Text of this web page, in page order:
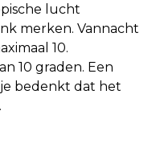
lucht
merken. Vannacht
10.
10 graden. Een
bedenkt dat het